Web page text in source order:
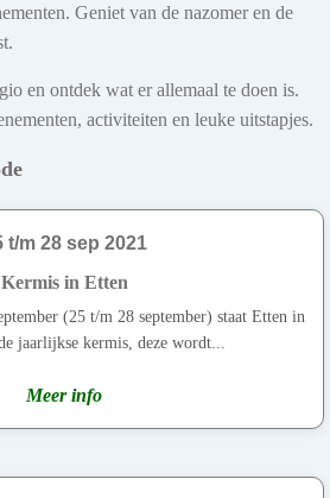
Geniet van de nazomer en de
en ontdek wat er allemaal te doen is.
activiteiten en leuke uitstapjes.
t/m 28 sep 2021
Kermis in Etten
(25 t/m 28 september) staat Etten in
jaarlijkse kermis, deze wordt...
Meer info